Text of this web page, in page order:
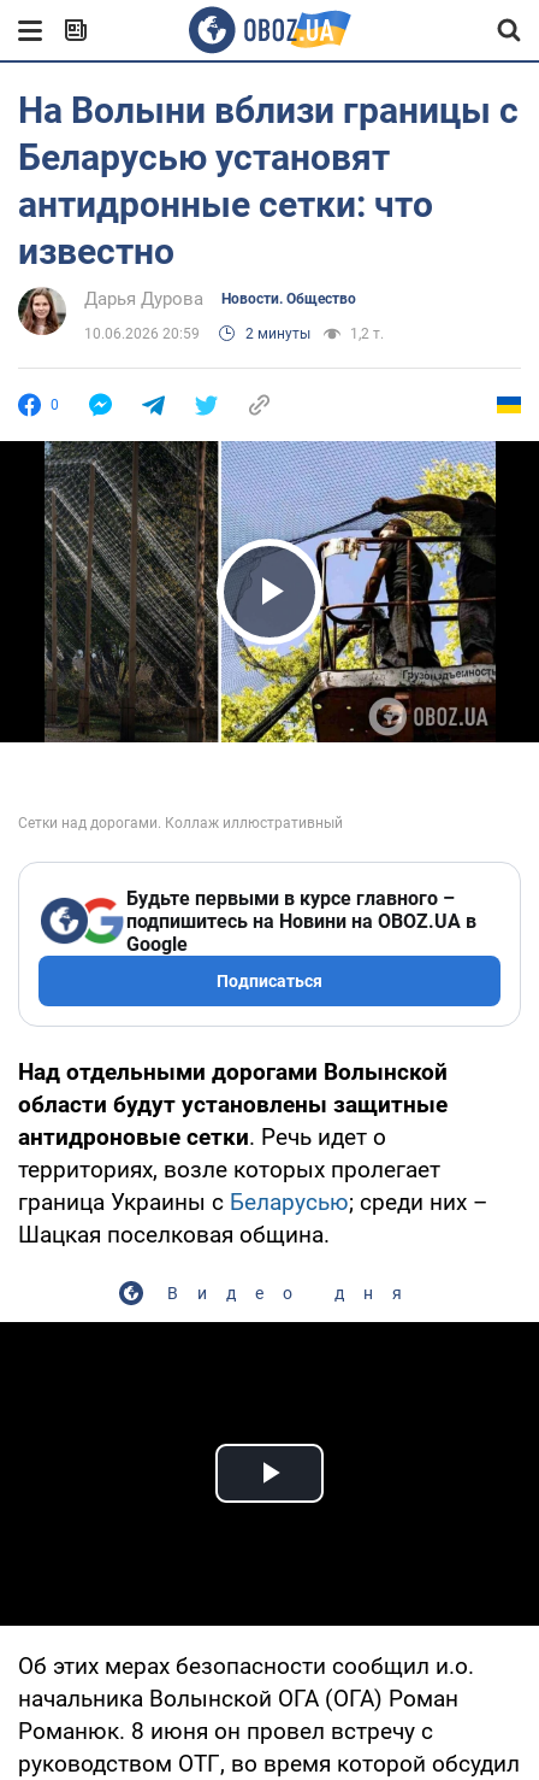
На Волыни вблизи границы с
Беларусью установят
антидронные сетки: что
известно
Дарья Дурова Новости. Общество
10.06.2026 20:59 2 минуты 1,2 т.
0
Play Video
Будьте первыми в курсе главного –
подпишитесь на Новини на OBOZ.UA в
Google
Подписаться
Над отдельными дорогами Волынской
области будут установлены защитные
антидроновые сетки. Речь идет о
территориях, возле которых пролегает
граница Украины с Беларусью; среди них –
Шацкая поселковая община.
Видео дня
Play Video
Об этих мерах безопасности сообщил и.о.
начальника Волынской ОГА (ОГА) Роман
Романюк. 8 июня он провел встречу с
руководством ОТГ, во время которой обсудил